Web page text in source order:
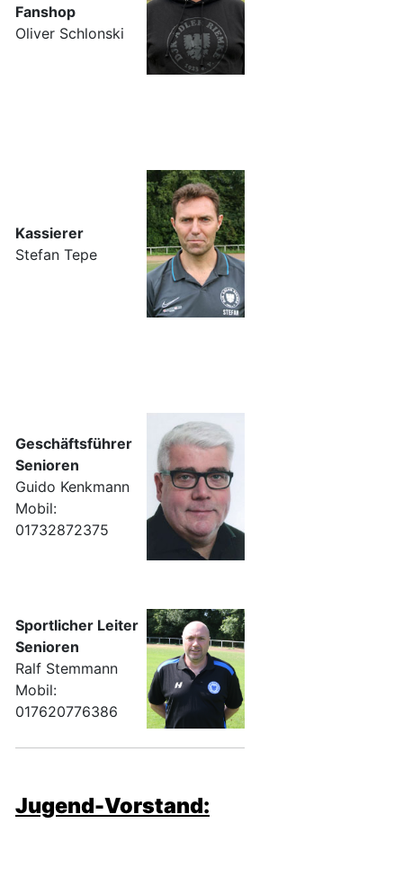
Fanshop
Oliver Schlonski
Kassierer
Stefan Tepe
Geschäftsführer
Senioren
Guido Kenkmann
Mobil:
01732872375
Sportlicher Leiter
Senioren
Ralf Stemmann
Mobil:
017620776386
Jugend-Vorstand: